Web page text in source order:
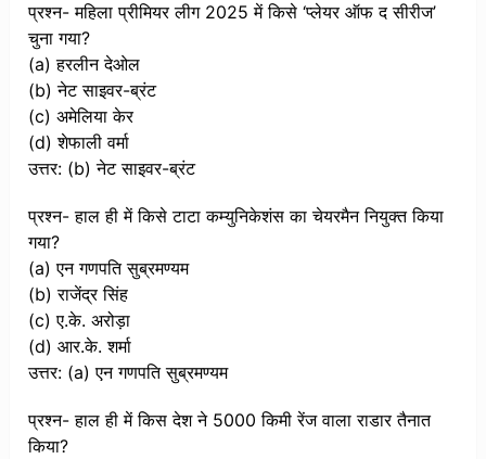
प्रश्न- महिला प्रीमियर लीग 2025 में किसे ‘प्लेयर ऑफ द सीरीज’
चुना गया?
(a) हरलीन देओल
(b) नेट साइवर-ब्रंट
(c) अमेलिया केर
(d) शेफाली वर्मा
उत्तर: (b) नेट साइवर-ब्रंट
प्रश्न- हाल ही में किसे टाटा कम्युनिकेशंस का चेयरमैन नियुक्त किया
गया?
(a) एन गणपति सुब्रमण्यम
(b) राजेंद्र सिंह
(c) ए.के. अरोड़ा
(d) आर.के. शर्मा
उत्तर: (a) एन गणपति सुब्रमण्यम
प्रश्न- हाल ही में किस देश ने 5000 किमी रेंज वाला राडार तैनात
किया?